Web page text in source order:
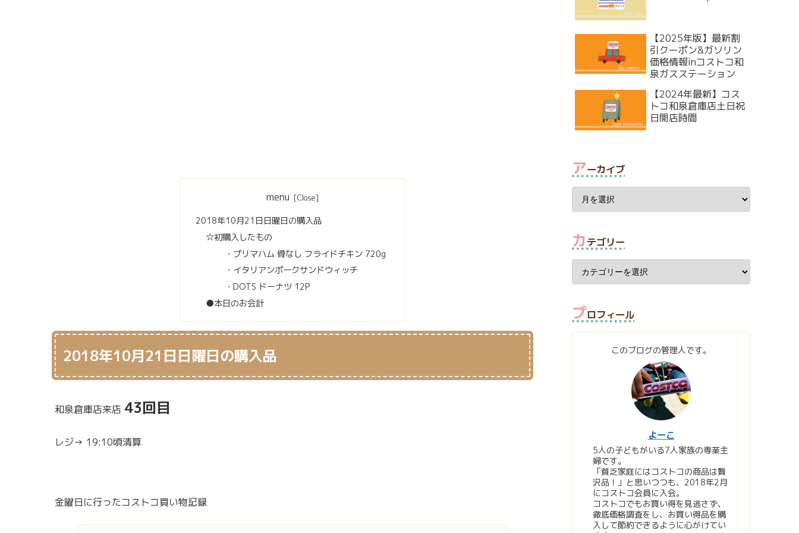
menu
2018年10月21日日曜日の購入品
☆初購入したもの
・プリマハム 骨なし フライドチキン 720g
・イタリアンポークサンドウィッチ
・DOTS ドーナツ 12P
●本日のお会計
2018年10月21日日曜日の購入品
和泉倉庫店来店 43回目
レジ→ 19:10頃清算
金曜日に行ったコストコ買い物記録
【2025年版】最新割
引クーポン&ガソリン
価格情報inコストコ和
泉ガスステーション
【2024年最新】コス
トコ和泉倉庫店土日祝
日開店時間
アーカイブ
カテゴリー
プロフィール
このブログの管理人です。
よーこ
5人の子どもがいる7人家族の専業主
婦です。
「貧乏家庭にはコストコの商品は贅
沢品！」と思いつつも、2018年2月
にコストコ会員に入会。
コストコでもお買い得を見逃さず、
徹底価格調査をし、お買い得品を購
入して節約できるように心がけてい